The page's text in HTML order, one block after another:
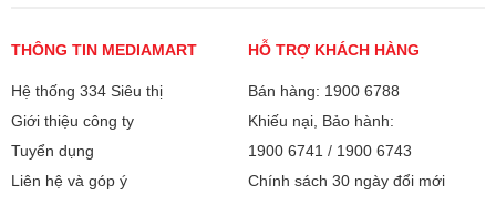
tại gia đẳng cấp, hoặc thay thế TV truyền thống trong phòng
khách.
Bảo hành 24 tháng
Chính hãng
THÔNG TIN MEDIAMART
Hệ thống 334 Siêu thị
Giới thiệu công ty
Tuyển dụng
Liên hệ và góp ý
HỖ TRỢ KHÁCH HÀNG
Bán hàng: 1900 6788
Khiếu nại, Bảo hành:
1900 6741 / 1900 6743
Chính sách 30 ngày đổi mới